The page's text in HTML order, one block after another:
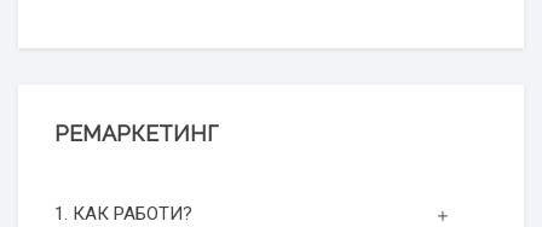
РЕМАРКЕТИНГ
1. КАК РАБОТИ?